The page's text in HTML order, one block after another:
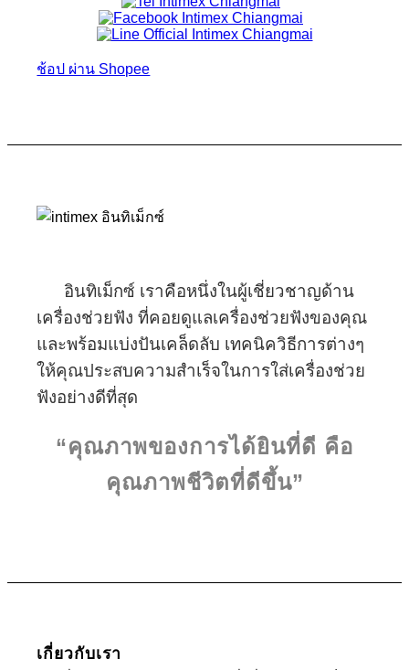
ช้อป ผ่าน Shopee
อินทิเม็กซ์ เราคือหนึ่งในผู้เชี่ยวชาญด้าน
เครื่องช่วยฟัง ที่คอยดูแลเครื่องช่วยฟังของคุณ
และพร้อมแบ่งปันเคล็ดลับ เทคนิควิธีการต่างๆ
ให้คุณประสบความสำเร็จในการใส่เครื่องช่วย
ฟังอย่างดีที่สุด
“คุณภาพของการได้ยินที่ดี คือ
คุณภาพชีวิตที่ดีขึ้น”
เกี่ยวกับเรา